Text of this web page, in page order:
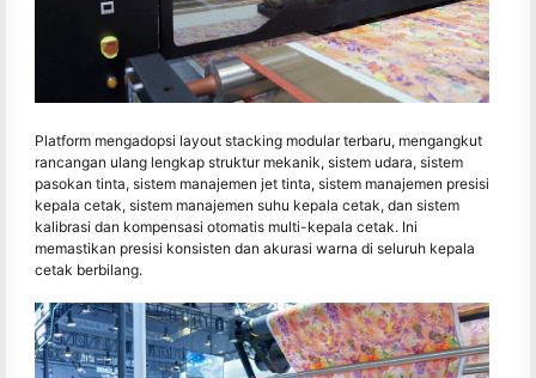
Platform mengadopsi layout stacking modular terbaru, mengangkut
rancangan ulang lengkap struktur mekanik, sistem udara, sistem
pasokan tinta, sistem manajemen jet tinta, sistem manajemen presisi
kepala cetak, sistem manajemen suhu kepala cetak, dan sistem
kalibrasi dan kompensasi otomatis multi-kepala cetak. Ini
memastikan presisi konsisten dan akurasi warna di seluruh kepala
cetak berbilang.